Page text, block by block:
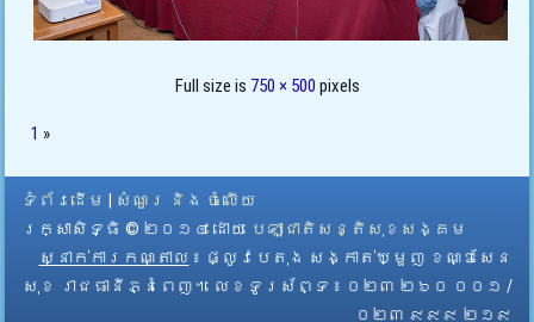
Full size is 750 × 500 pixels
1 »
ទំព័រដើម
សំណួរ និង ចំលើយ
រក្សាសិទ្ធិ © ២០១៤ ដោយ​ បេឡាជាតិសន្តិសុខសង្គម
ស្នាក់ការកណ្តាល ៖ ផ្លូវបេតុង សង្កាត់ឃ្មួញ ខណ្ឌសែន
សុខ រាជធានីភ្នំពេញ។ លេខទូរស័ព្ទ ៖ ០២៣ ២៦០ ០០១ /
០២៣ ៩៩៩ ២១៩